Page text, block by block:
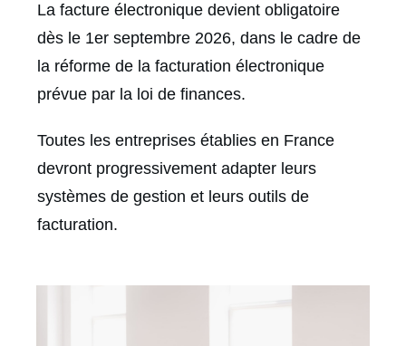
La facture électronique devient obligatoire
dès le 1er septembre 2026, dans le cadre de
la réforme de la facturation électronique
prévue par la loi de finances.
Toutes les entreprises établies en France
devront progressivement adapter leurs
systèmes de gestion et leurs outils de
facturation.